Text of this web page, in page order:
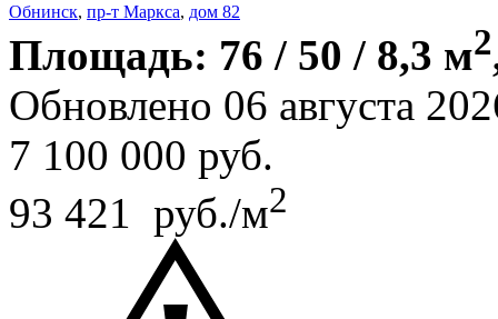
Обнинск, пр-т Маркса, дом 82
Площадь: 76 / 50 / 8,3 м2
Обновлено 06 августа
7 100 000 руб.
93 421 руб./м2